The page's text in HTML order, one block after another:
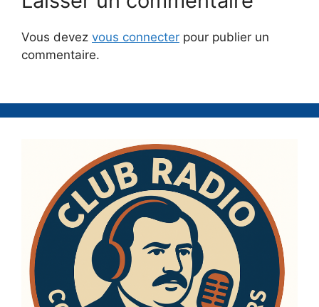
Vous devez vous connecter pour publier un
commentaire.